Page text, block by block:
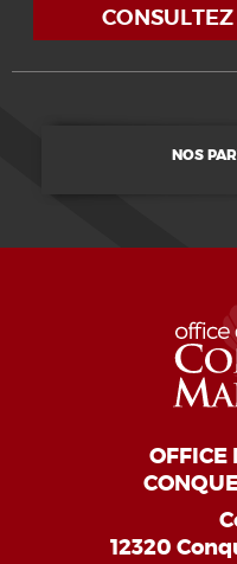
NOS
OFFICE
12320